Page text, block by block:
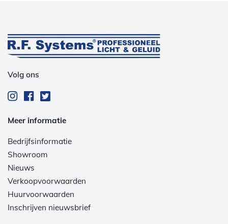
Volg ons
Meer informatie
Bedrijfsinformatie
Showroom
Nieuws
Verkoopvoorwaarden
Huurvoorwaarden
Inschrijven nieuwsbrief